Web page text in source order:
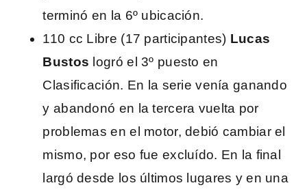
terminó en la 6º ubicación.
110 cc Libre (17 participantes) Lucas
Bustos logró el 3º puesto en
Clasificación. En la serie venía ganando
y abandonó en la tercera vuelta por
problemas en el motor, debió cambiar el
mismo, por eso fue excluído. En la final
largó desde los últimos lugares y en una